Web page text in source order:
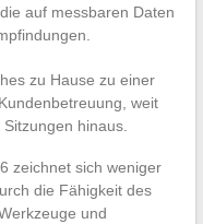
auf messbaren Daten
zu Hause zu einer
weit
hinaus.
zeichnet sich weniger
die Fähigkeit des
und